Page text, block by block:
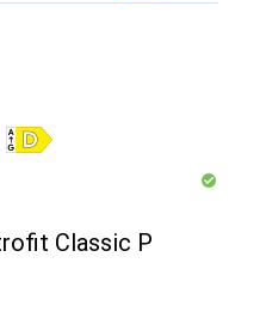
Classic P